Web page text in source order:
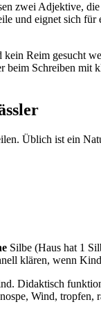
zwei Adjektive,
und eignet sich
Reim gesucht
Schreiben mit
Üblich ist ein
Silbe (Haus hat 1
klären, wenn
Didaktisch
Wind,